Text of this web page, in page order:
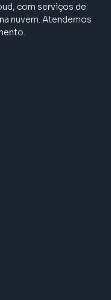
com serviços de
nuvem. Atendemos